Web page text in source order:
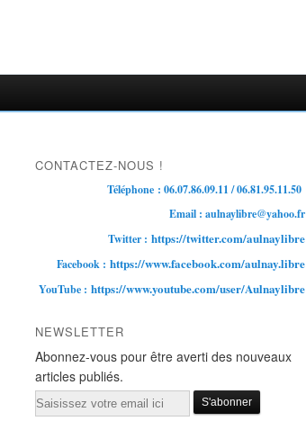
CONTACTEZ-NOUS !
Téléphone : 06.07.86.09.11 / 06.81.95.11.50
Email : aulnaylibre@yahoo.fr
Twitter : https://twitter.com/aulnaylibre
Facebook : https://www.facebook.com/aulnay.libre
YouTube : https://www.youtube.com/user/Aulnaylibre
NEWSLETTER
Abonnez-vous pour être averti des nouveaux
articles publiés.
Email